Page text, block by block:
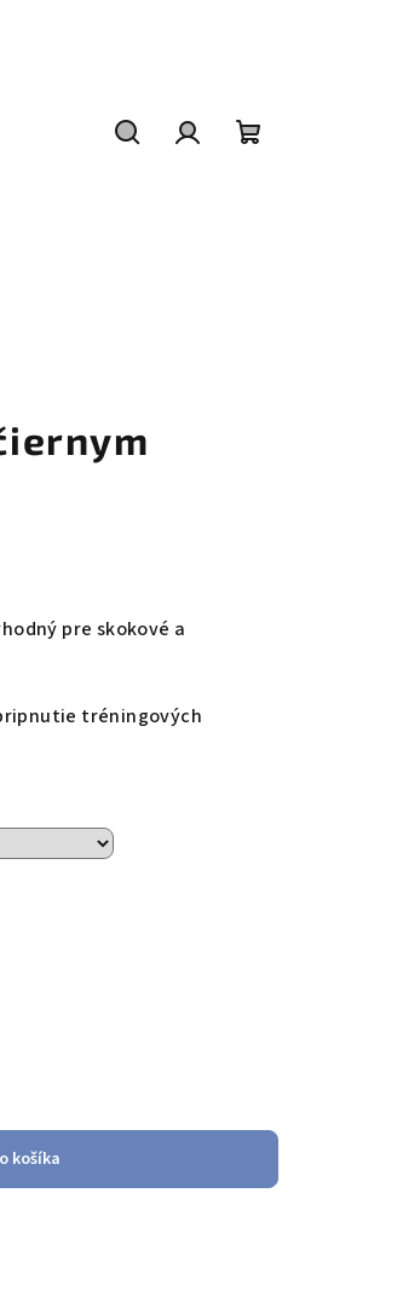
pre skokové a
tréningových
košíka